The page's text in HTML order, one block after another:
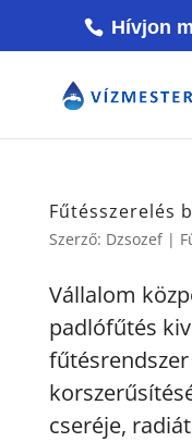
Hívjon
Fűtésszerelés
Szerző: Dzsozef|
Vállalom
padlófűtés
cseréje,